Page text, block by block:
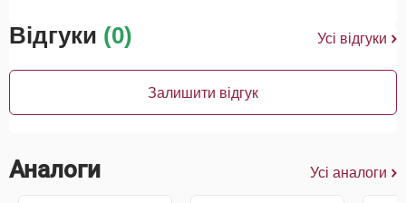
Відгуки (0) Усі відгуки
Залишити відгук
Аналоги Усі аналоги